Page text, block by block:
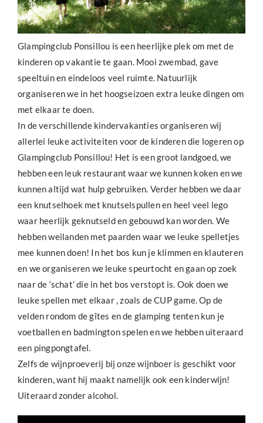
Glampingclub Ponsillou is een heerlijke plek om met de
kinderen op vakantie te gaan. Mooi zwembad, gave
speeltuin en eindeloos veel ruimte. Natuurlijk
organiseren we in het hoogseizoen extra leuke dingen om
met elkaar te doen.
In de verschillende kindervakanties organiseren wij
allerlei leuke activiteiten voor de kinderen die logeren op
Glampingclub Ponsillou! Het is een groot landgoed, we
hebben een leuk restaurant waar we kunnen koken en we
kunnen altijd wat hulp gebruiken. Verder hebben we daar
een knutselhoek met knutselspullen en heel veel lego
waar heerlijk geknutseld en gebouwd kan worden. We
hebben weilanden met paarden waar we leuke spelletjes
mee kunnen doen! In het bos kun je klimmen en klauteren
en we organiseren we leuke speurtocht en gaan op zoek
naar de ‘schat’ die in het bos verstopt is. Ook doen we
leuke spellen met elkaar , zoals de CUP game. Op de
velden rondom de gîtes en de glamping tenten kun je
voetballen en badmington spelen en we hebben uiteraard
een pingpongtafel.
Zelfs de wijnproeverij bij onze wijnboer is geschikt voor
kinderen, want hij maakt namelijk ook een kinderwijn!
Uiteraard zonder alcohol.